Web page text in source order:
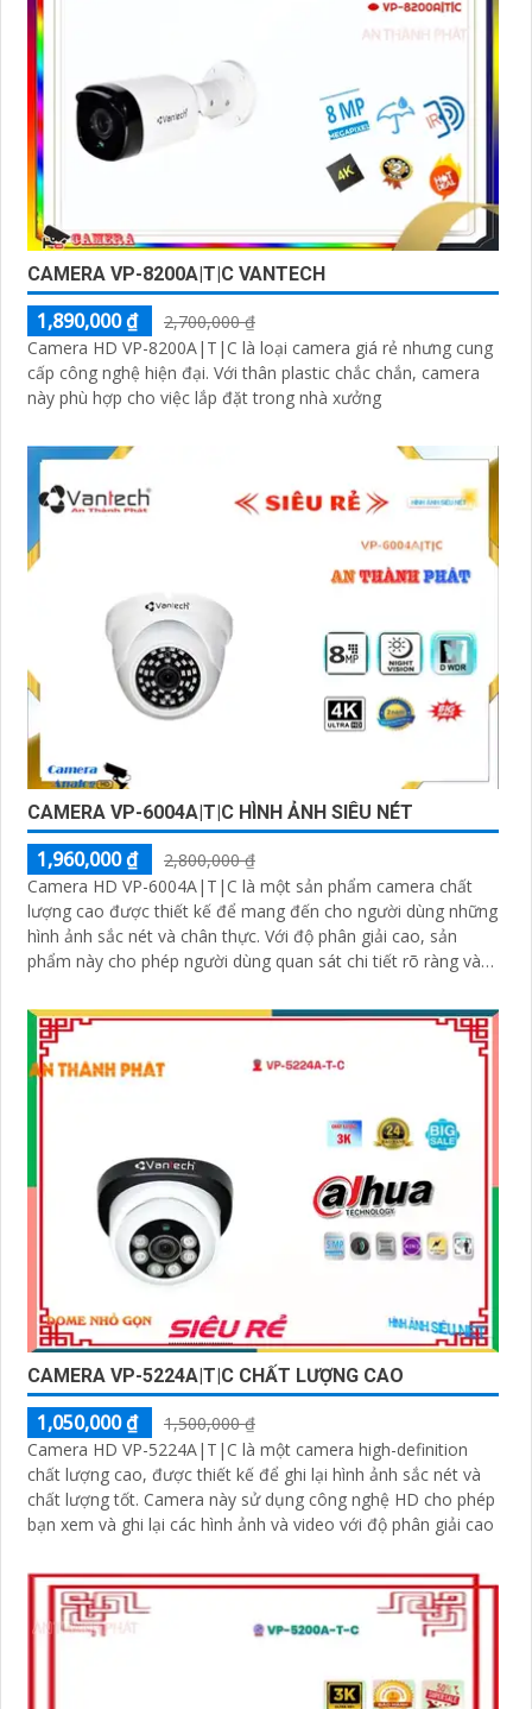
CAMERA VP-8200A|T|C VANTECH
1,890,000 ₫
2,700,000 ₫
Camera HD VP-8200A|T|C là loại camera giá rẻ nhưng cung
cấp công nghệ hiện đại. Với thân plastic chắc chắn, camera
này phù hợp cho việc lắp đặt trong nhà xưởng
CAMERA VP-6004A|T|C HÌNH ẢNH SIÊU NÉT
1,960,000 ₫
2,800,000 ₫
Camera HD VP-6004A|T|C là một sản phẩm camera chất
lượng cao được thiết kế để mang đến cho người dùng những
hình ảnh sắc nét và chân thực. Với độ phân giải cao, sản
phẩm này cho phép người dùng quan sát chi tiết rõ ràng và
CAMERA VP-5224A|T|C CHẤT LƯỢNG CAO
1,050,000 ₫
1,500,000 ₫
Camera HD VP-5224A|T|C là một camera high-definition
chất lượng cao, được thiết kế để ghi lại hình ảnh sắc nét và
chất lượng tốt. Camera này sử dụng công nghệ HD cho phép
bạn xem và ghi lại các hình ảnh và video với độ phân giải cao